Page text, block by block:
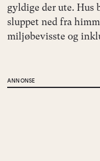
gyldige der ute. Hus
sluppet ned fra
miljøbevisste og
ANNONSE